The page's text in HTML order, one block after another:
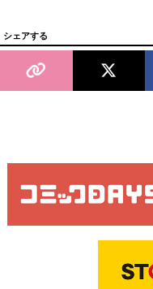
シェアする